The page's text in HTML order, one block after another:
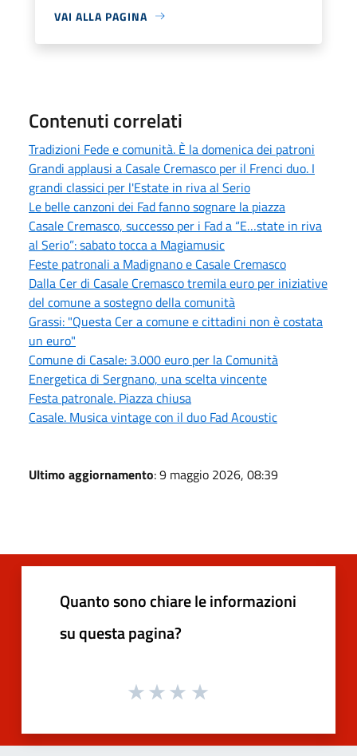
VAI ALLA PAGINA
Contenuti correlati
Tradizioni Fede e comunità. È la domenica dei patroni
Grandi applausi a Casale Cremasco per il Frenci duo. I
grandi classici per l'Estate in riva al Serio
Le belle canzoni dei Fad fanno sognare la piazza
Casale Cremasco, successo per i Fad a “E…state in riva
al Serio”: sabato tocca a Magiamusic
Feste patronali a Madignano e Casale Cremasco
Dalla Cer di Casale Cremasco tremila euro per iniziative
del comune a sostegno della comunità
Grassi: "Questa Cer a comune e cittadini non è costata
un euro"
Comune di Casale: 3.000 euro per la Comunità
Energetica di Sergnano, una scelta vincente
Festa patronale. Piazza chiusa
Casale. Musica vintage con il duo Fad Acoustic
Ultimo aggiornamento: 9 maggio 2026, 08:39
Quanto sono chiare le informazioni
su questa pagina?